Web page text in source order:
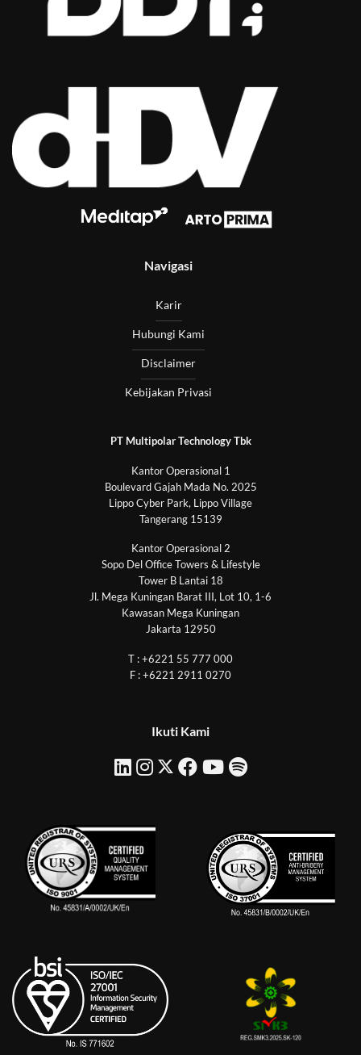
Navigasi
Karir
Hubungi Kami
Disclaimer
Kebijakan Privasi
PT Multipolar Technology Tbk
Kantor Operasional 1
Boulevard Gajah Mada No. 2025
Lippo Cyber Park, Lippo Village
Tangerang 15139
Kantor Operasional 2
Sopo Del Office Towers & Lifestyle
Tower B Lantai 18
Jl. Mega Kuningan Barat III, Lot 10, 1-6
Kawasan Mega Kuningan
Jakarta 12950
T : +6221 55 777 000
F : +6221 2911 0270
Ikuti Kami